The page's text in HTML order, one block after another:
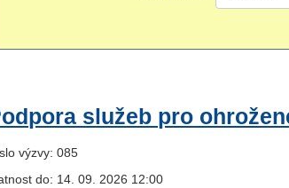
služeb pro
výzvy: 085
do: 14. 09. 2026 12:00